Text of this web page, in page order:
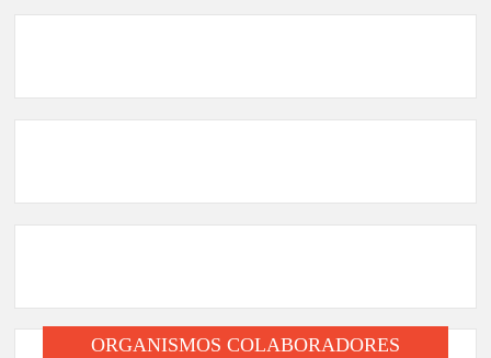
ORGANISMOS COLABORADORES